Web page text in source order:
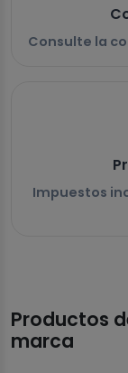
Consulte la
Impuestos
Productos
marca